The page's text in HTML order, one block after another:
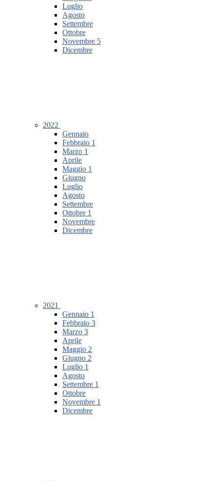
Luglio
Agosto
Settembre
Ottobre
Novembre 5
Dicembre
2022
Gennaio
Febbraio 1
Marzo 1
Aprile
Maggio 1
Giugno
Luglio
Agosto
Settembre
Ottobre 1
Novembre
Dicembre
2021
Gennaio 1
Febbraio 3
Marzo 3
Aprile
Maggio 2
Giugno 2
Luglio 1
Agosto
Settembre 1
Ottobre
Novembre 1
Dicembre